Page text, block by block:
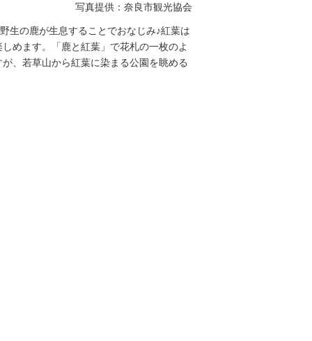
写真提供：奈良市観光協会
生の鹿が生息することでおなじみ♪紅葉は
めます。「鹿と紅葉」で花札の一枚のよ
、若草山から紅葉に染まる公園を眺める